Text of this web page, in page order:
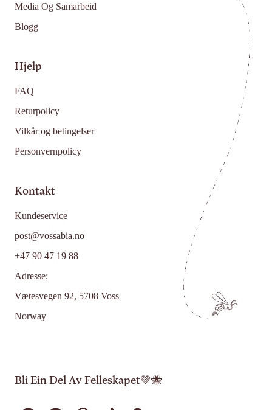
Media Og Samarbeid
Blogg
Hjelp
FAQ
Returpolicy
Vilkår og betingelser
Personvernpolicy
Kontakt
Kundeservice
post@vossabia.no
+47 90 47 19 88
Adresse:
Vætesvegen 92, 5708 Voss
Norway
Bli Ein Del Av Felleskapet💚🐝